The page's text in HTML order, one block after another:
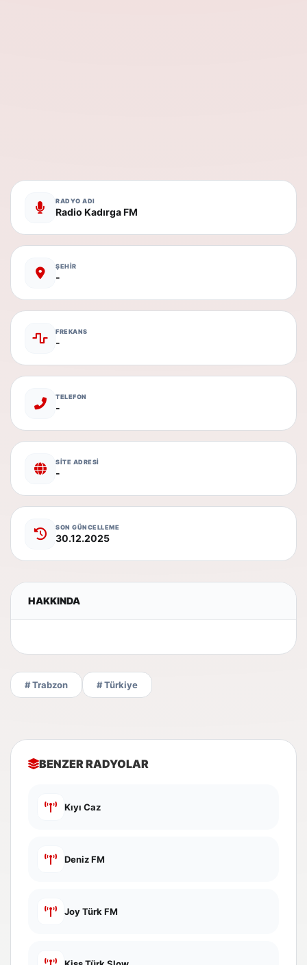
RADYO ADI
Radio Kadırga FM
ŞEHİR
-
FREKANS
-
TELEFON
-
SİTE ADRESİ
-
SON GÜNCELLEME
30.12.2025
HAKKINDA
# Trabzon # Türkiye
BENZER RADYOLAR
Kıyı Caz
Deniz FM
Joy Türk FM